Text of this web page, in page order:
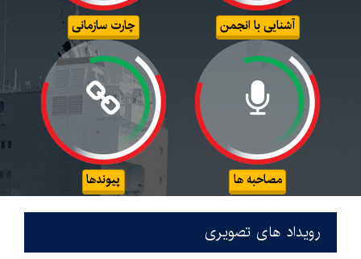
آشنایی با انجمن چارت سازمانی
مصاحبه ها پیوندها
رویداد های تصویری